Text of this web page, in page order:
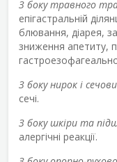
З боку травного
епігастральній
блювання, діарея,
зниження апетиту,
З боку нирок і
сечі.
З боку шкіри та
алергічні реакції.